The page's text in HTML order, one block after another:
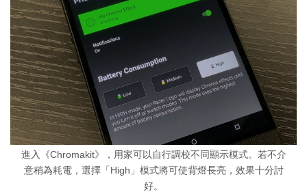
進入《Chromakit》，用家可以自行調校不同顯示模式。若不介
意稍為耗電，選擇「High」模式將可使背燈長亮，效果十分討
好。